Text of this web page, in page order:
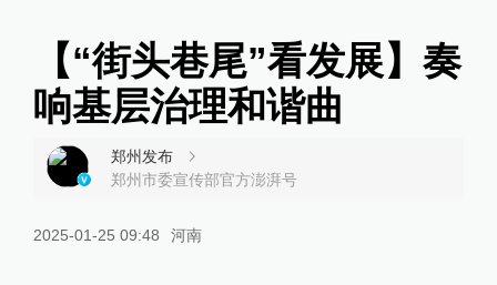
【“街头巷尾”看发展】奏
响基层治理和谐曲
郑州发布
郑州市委宣传部官方澎湃号
2025-01-25 09:48 河南